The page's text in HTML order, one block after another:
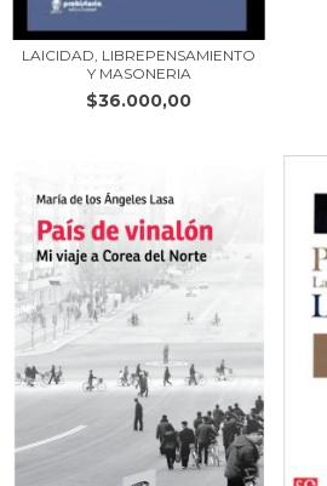
LAICIDAD, LIBREPENSAMIENTO
Y MASONERIA
$36.000,00